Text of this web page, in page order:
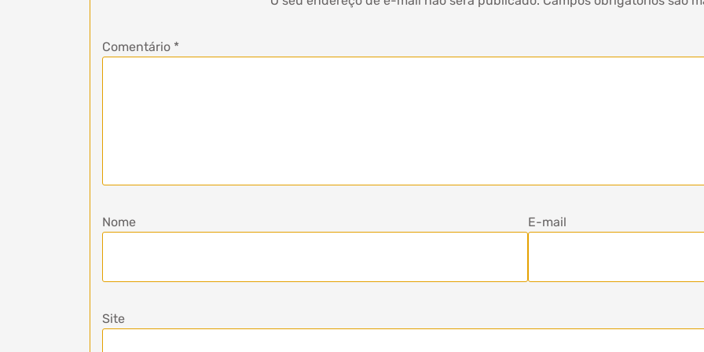
Comentário *
Nome E-mail
Site